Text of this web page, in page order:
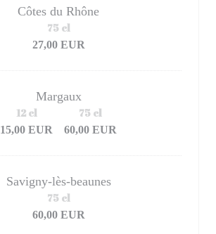
Côtes du Rhône
27,00 EUR
75 cl
Margaux
15,00 EUR
12 cl
60,00 EUR
75 cl
Savigny-lès-beaunes
60,00 EUR
75 cl